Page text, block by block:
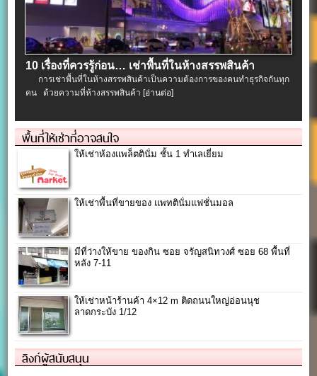
10 เรื่องที่ควรรู้ก่อน… เช่าพื้นที่ในห้างสรรพสินค้า
การเช่าพื้นที่ในห้างสรรพสินค้าเป็นความต้องการของคนทำธุรกิจกันทุก
คน ด้วยความที่ห้างสรรพสินค้า [อ่านต่อ]
พื้นที่ให้เช่าที่อาจสนใจ
ให้เช่าห้องแพล็ตตินั่ม ชั้น 1 ทำเลเยี่ยม
ให้เช่าพื้นที่ขายของ แพทตินั่มแฟชั่นมอล
มีที่ว่างให้ขาย ของกิน ซอย จรัญสนิทวงศ์ ซอย 68 พื้นที่
หลัง 7-11
ให้เช่าหน้าร้านค้า 4×12 m ติดถนนใหญ่อ่อนนุช
ลาดกระบัง 1/12
ลิงก์ผู้สนับสนุน